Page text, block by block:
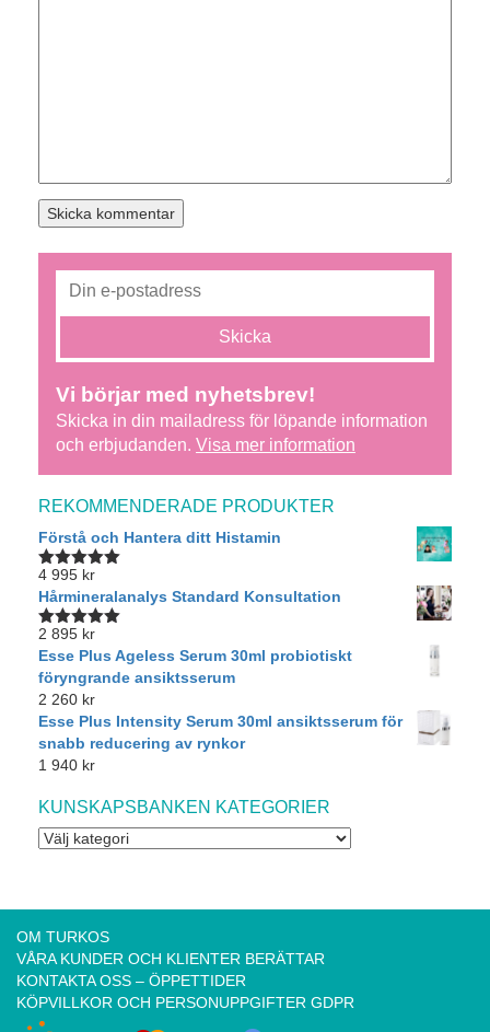
Vi börjar med nyhetsbrev!
Skicka in din mailadress för löpande information
och erbjudanden. Visa mer information
REKOMMENDERADE PRODUKTER
Förstå och Hantera ditt Histamin
Betygsatt
5.00av 5
4 995 kr
Hårmineralanalys Standard Konsultation
Betygsatt
5.00av 5
2 895 kr
Esse Plus Ageless Serum 30ml probiotiskt
föryngrande ansiktsserum
2 260 kr
Esse Plus Intensity Serum 30ml ansiktsserum för
snabb reducering av rynkor
1 940 kr
KUNSKAPSBANKEN KATEGORIER
OM TURKOS
VÅRA KUNDER OCH KLIENTER BERÄTTAR
KONTAKTA OSS – ÖPPETTIDER
KÖPVILLKOR OCH PERSONUPPGIFTER GDPR